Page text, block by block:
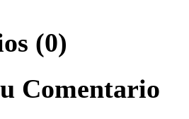
(0)
Comentario